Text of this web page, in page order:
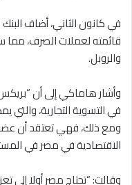
في كانون الثاني، أضاف
قائمته لعملات الصرف، مما
والروبل.
وأشار هاماكي إلى أن
في التسوية التجارية،
ومع ذلك، فهي تعتقد أن
الاقتصادية في مصر في
وقالت: “تحتاج مصر أولا إلى